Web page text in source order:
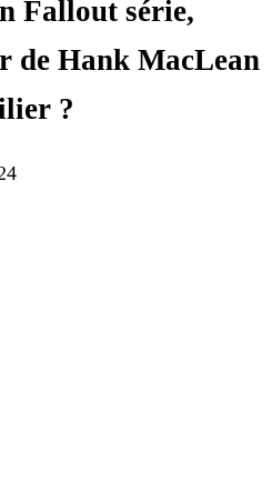
Fallout série,
de Hank MacLean
?